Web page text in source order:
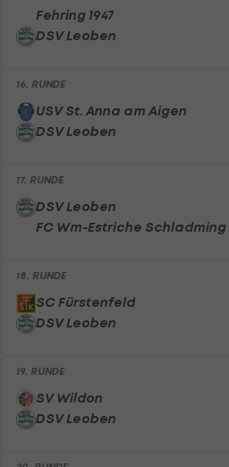
Fehring 1947
DSV Leoben
16. RUNDE
USV St. Anna am Aigen
DSV Leoben
17. RUNDE
DSV Leoben
FC Wm-Estriche Schladming
18. RUNDE
SC Fürstenfeld
DSV Leoben
19. RUNDE
SV Wildon
DSV Leoben